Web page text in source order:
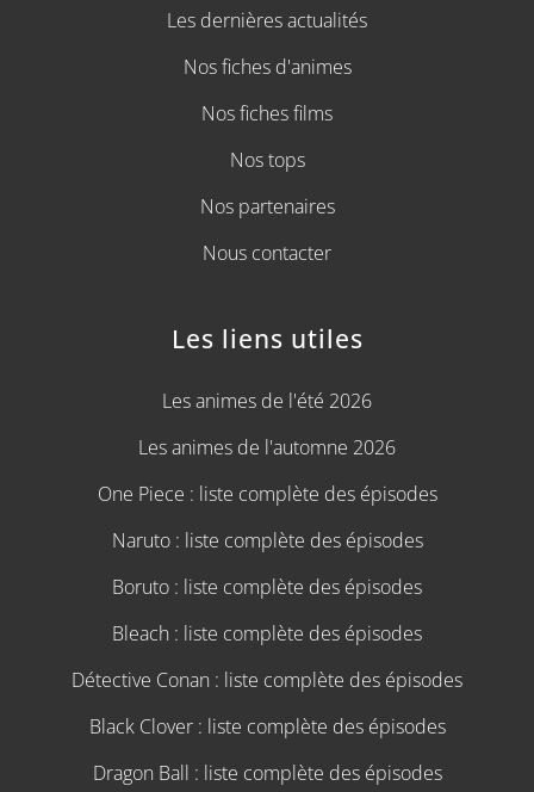
Les dernières actualités
Nos fiches d'animes
Nos fiches films
Nos tops
Nos partenaires
Nous contacter
Les liens utiles
Les animes de l'été 2026
Les animes de l'automne 2026
One Piece : liste complète des épisodes
Naruto : liste complète des épisodes
Boruto : liste complète des épisodes
Bleach : liste complète des épisodes
Détective Conan : liste complète des épisodes
Black Clover : liste complète des épisodes
Dragon Ball : liste complète des épisodes